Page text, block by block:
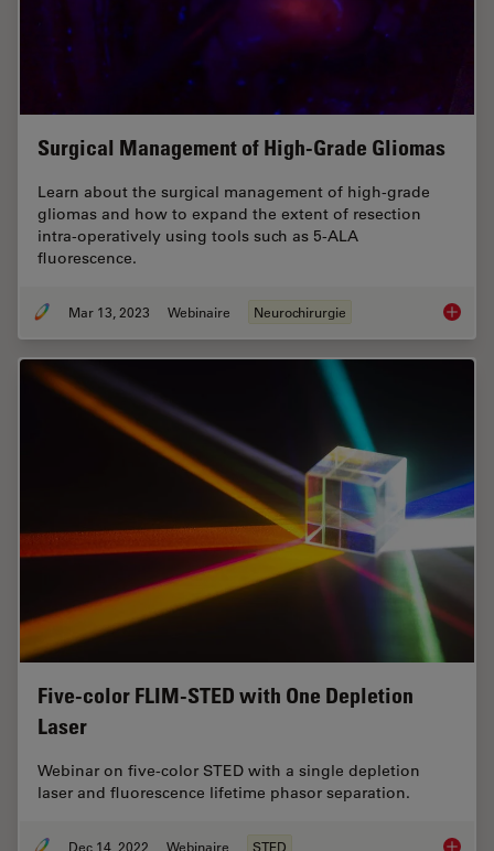
Surgical Management of High-Grade Gliomas
Learn about the surgical management of high-grade
gliomas and how to expand the extent of resection
intra-operatively using tools such as 5-ALA
fluorescence.
Mar 13, 2023 Webinaire Neurochirurgie
Five-color FLIM-STED with One Depletion
Laser
Webinar on five-color STED with a single depletion
laser and fluorescence lifetime phasor separation.
Dec 14, 2022 Webinaire STED